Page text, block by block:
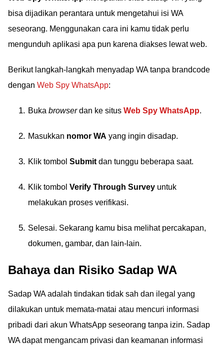
bisa dijadikan perantara untuk mengetahui isi WA
seseorang. Menggunakan cara ini kamu tidak perlu
mengunduh aplikasi apa pun karena diakses lewat web.
Berikut langkah-langkah menyadap WA tanpa brandcode
dengan Web Spy WhatsApp:
Buka browserdan ke situs Web Spy WhatsApp.
Masukkan nomor WA yang ingin disadap.
Klik tombol Submit dan tunggu beberapa saat.
Klik tombol Verify Through Survey untuk
melakukan proses verifikasi.
Selesai. Sekarang kamu bisa melihat percakapan,
dokumen, gambar, dan lain-lain.
Bahaya dan Risiko Sadap WA
Sadap WA adalah tindakan tidak sah dan ilegal yang
dilakukan untuk memata-matai atau mencuri informasi
pribadi dari akun WhatsApp seseorang tanpa izin. Sadap
WA dapat mengancam privasi dan keamanan informasi